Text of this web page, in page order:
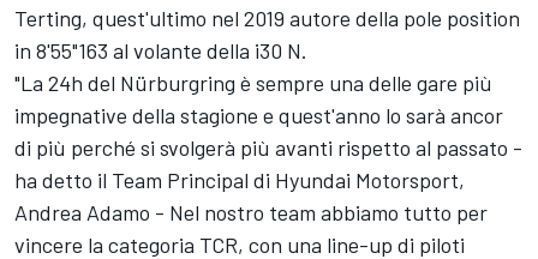
Terting, quest'ultimo nel 2019 autore della pole position
in 8'55"163 al volante della i30 N.
"La 24h del Nürburgring è sempre una delle gare più
impegnative della stagione e quest'anno lo sarà ancor
di più perché si svolgerà più avanti rispetto al passato -
ha detto il Team Principal di Hyundai Motorsport,
Andrea Adamo - Nel nostro team abbiamo tutto per
vincere la categoria TCR, con una line-up di piloti